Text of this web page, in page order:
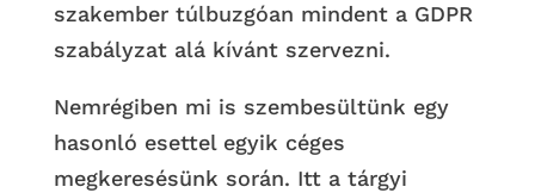
szakember túlbuzgóan mindent a GDPR
szabályzat alá kívánt szervezni.
Nemrégiben mi is szembesültünk egy
hasonló esettel egyik céges
megkeresésünk során. Itt a tárgyi